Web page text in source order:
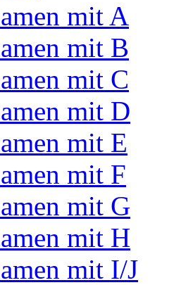
mit A
mit B
mit C
mit D
mit E
mit F
mit G
mit H
mit I/J